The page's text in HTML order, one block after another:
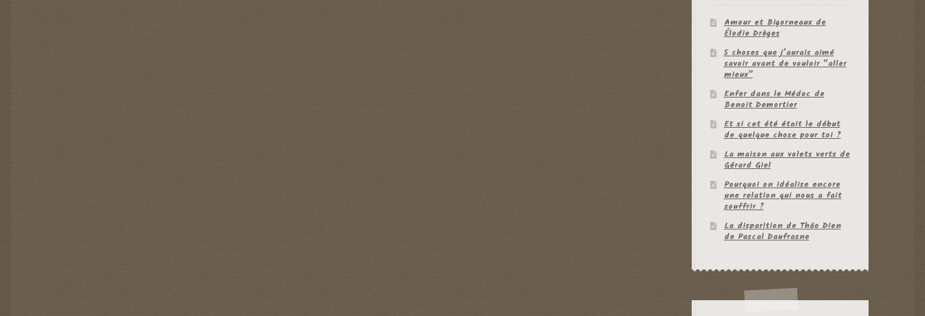
Amour et Bigorneaux de
Élodie Drèges
5 choses que j’aurais aimé
savoir avant de vouloir “aller
mieux”
Enfer dans le Médoc de
Benoit Demortier
Et si cet été était le début
de quelque chose pour toi ?
La maison aux volets verts de
Gérard Giel
Pourquoi on idéalise encore
une relation qui nous a fait
souffrir ?
La disparition de Thâo Dien
de Pascal Daufrasne